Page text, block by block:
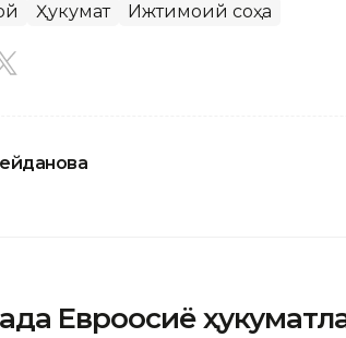
Ҳукумат Ижтимоий соҳа
Евроосиё